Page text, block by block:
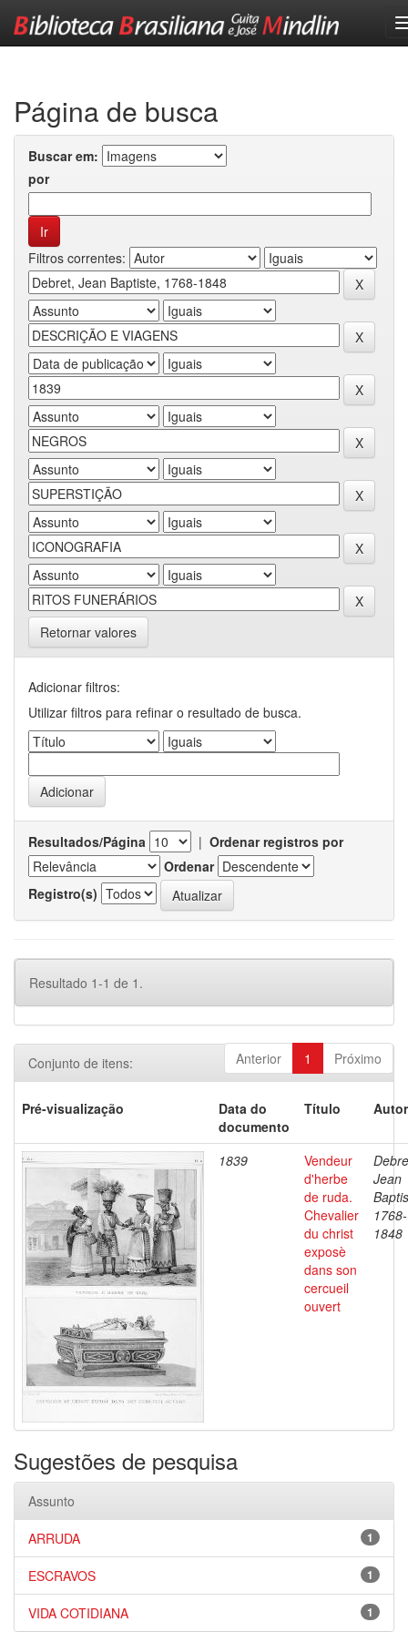
Página de busca
Buscar em:
por
Filtros correntes:
Retornar valores
Adicionar filtros:
Utilizar filtros para refinar o resultado de busca.
Resultados/Página | Ordenar registros por
Ordenar
Registro(s)
Resultado 1-1 de 1.
Anterior 1 Próximo
Conjunto de itens:
Pré-visualização
Data do
documento
Título
1839
Vendeur
d'herbe
de ruda.
Chevalier
du christ
exposè
dans son
cercueil
ouvert
Jean
1768-
1848
Sugestões de pesquisa
Assunto
1
ARRUDA
1
ESCRAVOS
1
VIDA COTIDIANA